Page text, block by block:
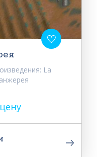
La